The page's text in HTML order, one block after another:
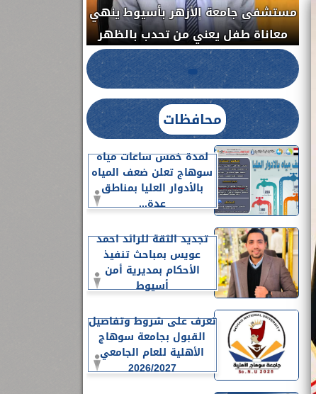
مستشفى جامعة الأزهر بأسيوط ينهي
معاناة طفل يعني من تحدب بالظهر
محافظات
لمدة خمس ساعات مياه
سوهاج تعلن ضعف المياه
بالأدوار العليا بمناطق
عدة...
تجديد الثقة للرائد احمد
عويس بمباحث تنفيذ
الأحكام بمديرية أمن
أسيوط
تعرف على شروط وتفاصيل
القبول بجامعة سوهاج
الأهلية للعام الجامعي
2026/2027